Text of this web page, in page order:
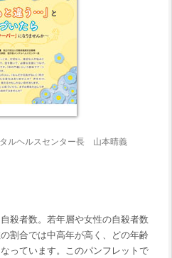
ルヘルスセンター長 山本晴義
殺者数。若年層や女性の自殺者数
割合では中高年が高く、どの年齢
っています。このパンフレットで